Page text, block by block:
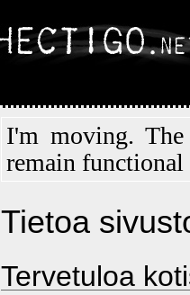
I'm moving.
remain
Tietoa
Tervetuloa